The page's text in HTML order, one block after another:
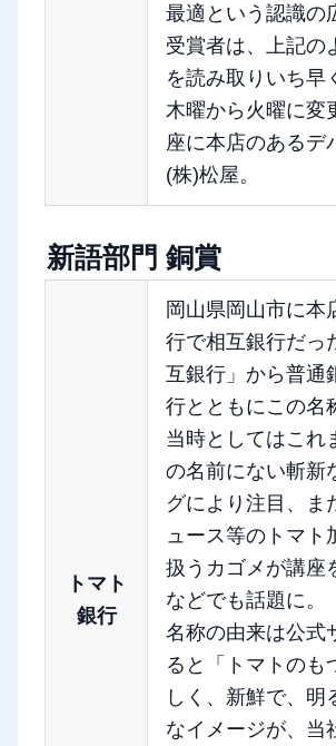
最適という認識の
受賞者は、上記の
を読み取りいち早
木曜から火曜に変
座に本店のあるデ
(株)松屋。
新語部門 銅賞
トマト
銀行
岡山県岡山市に本
行で相互銀行だっ
互銀行」から普通
行とともにこの名
当時としてはこれ
の名前にない斬新
グにより注目、ま
ュース等のトマト
扱うカゴメが講座
などでも話題に。
名称の由来は公式
ると「トマトのも
しく、新鮮で、明
なイメージが、当